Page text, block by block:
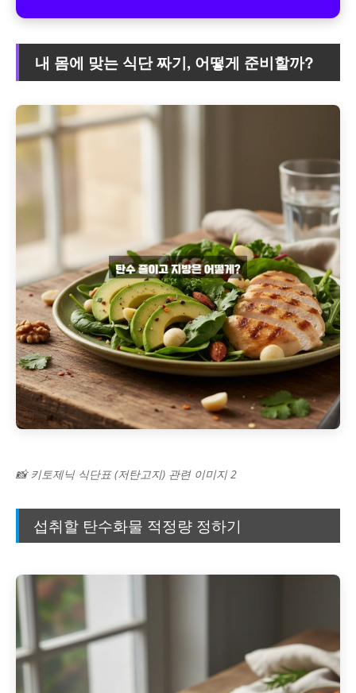
내 몸에 맞는 식단 짜기, 어떻게 준비할까?
📸 키토제닉 식단표 (저탄고지) 관련 이미지 2
섭취할 탄수화물 적정량 정하기